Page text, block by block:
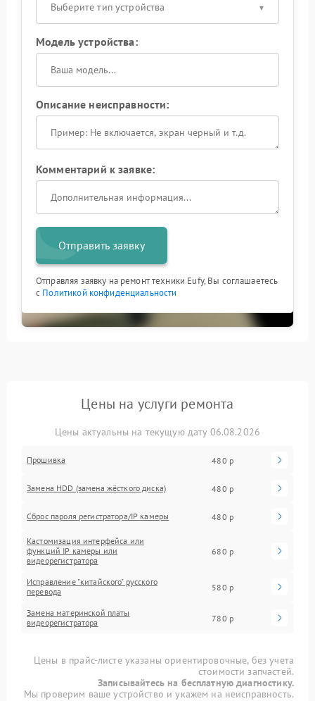
Выберите тип устройства
Модель устройства:
Описание неисправности:
Комментарий к заявке:
Отправить заявку
Отправляя заявку на ремонт техники Eufy, Вы соглашаетесь
с Политикой конфиденциальности
Цены на услуги ремонта
Цены актуальны на текущую дату 06.08.2026
Прошивка 480 р
Замена HDD (замена жёсткого диска) 480 р
Сброс пароля регистратора/IP камеры 480 р
Кастомизация интерфейса или
функций IP камеры или
видеорегистратора
680 р
Исправление "китайского" русского
перевода
580 р
Замена материнской платы
видеорегистратора
780 р
Цены в прайс-листе указаны ориентировочные, без учета
стоимости запчастей.
Записывайтесь на бесплатную диагностику.
Мы проверим ваше устройство и укажем на неисправность.